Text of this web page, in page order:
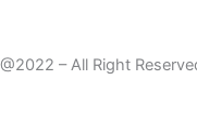
@2022 – All Right